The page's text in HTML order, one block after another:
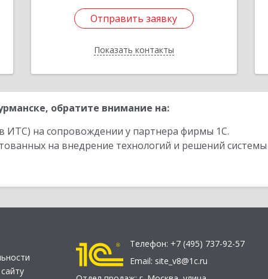
Отправить заявку
Показать контакты
Отправить заявку
Назад
обратите внимание на:
ИТС) на сопровождении у партнера фирмы 1С.
на внедрение технологий и решений
Телефон: +7 (495) 737-92-57
Email: site_v8@1c.ru